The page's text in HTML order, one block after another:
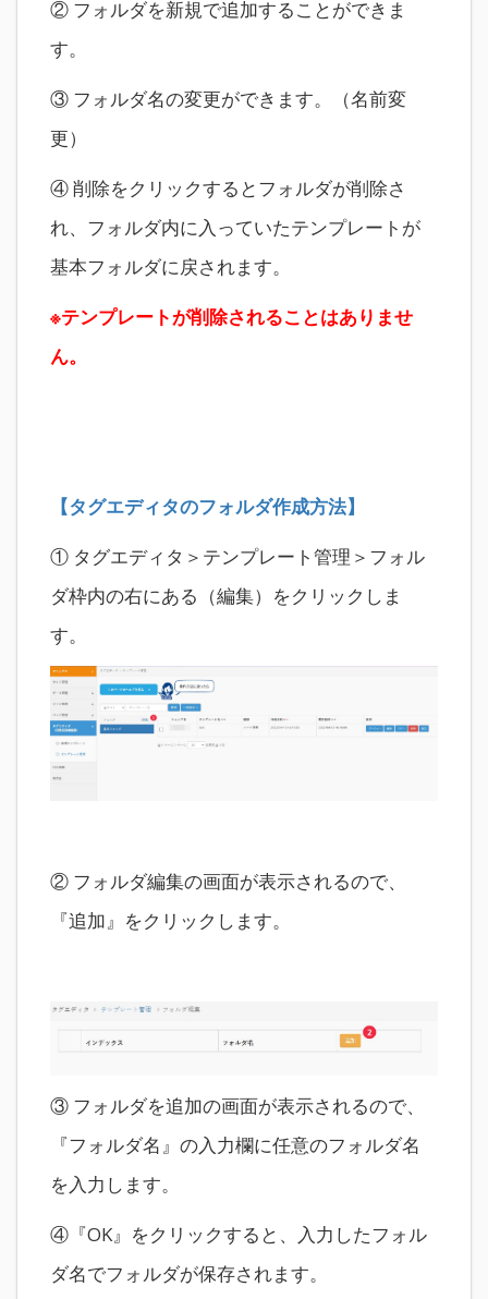
② フォルダを新規で追加することができま
す。
③ フォルダ名の変更ができます。（名前変
更）
④ 削除をクリックするとフォルダが削除さ
れ、フォルダ内に入っていたテンプレートが
基本フォルダに戻されます。
※テンプレートが削除されることはありませ
ん。
【タグエディタのフォルダ作成方法】
① タグエディタ＞テンプレート管理＞フォル
ダ枠内の右にある（編集）をクリックしま
す。
② フォルダ編集の画面が表示されるので、
『追加』をクリックします。
③ フォルダを追加の画面が表示されるので、
『フォルダ名』の入力欄に任意のフォルダ名
を入力します。
④『OK』をクリックすると、入力したフォル
ダ名でフォルダが保存されます。